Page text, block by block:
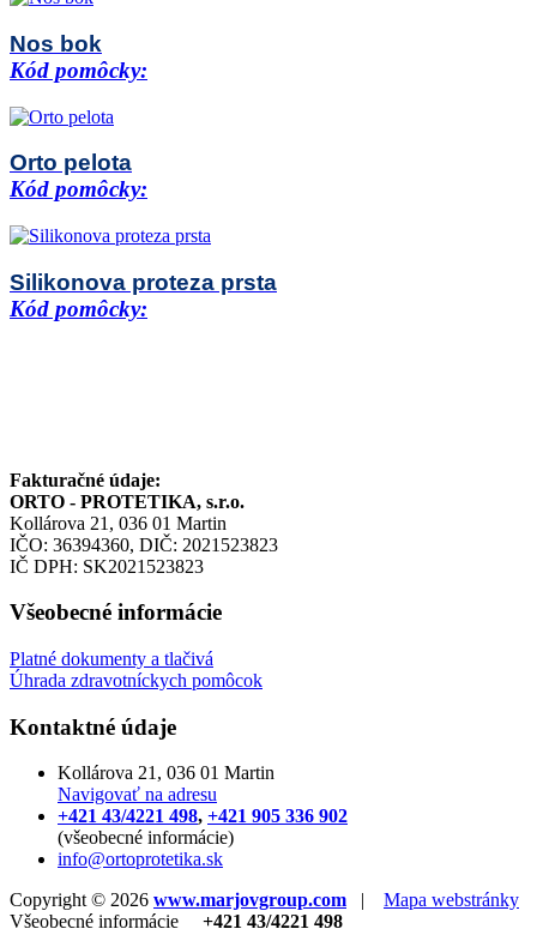
Nos bok
Kód pomôcky:
Orto pelota
Kód pomôcky:
Silikonova proteza prsta
Kód pomôcky:
Fakturačné údaje:
ORTO - PROTETIKA, s.r.o.
Kollárova 21, 036 01 Martin
IČO: 36394360, DIČ: 2021523823
IČ DPH: SK2021523823
Všeobecné informácie
Platné dokumenty a tlačivá
Úhrada zdravotníckych pomôcok
Kontaktné údaje
Kollárova 21, 036 01 Martin
Navigovať na adresu
+421 43/4221 498, +421 905 336 902
(všeobecné informácie)
info@ortoprotetika.sk
Copyright © 2026 www.marjovgroup.com
Mapa webstránky
Všeobecné informácie
+421 43/4221 498